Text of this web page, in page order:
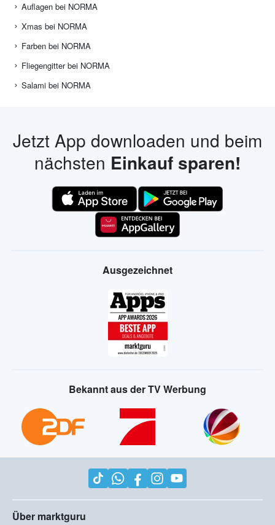
Auflagen bei NORMA
Xmas bei NORMA
Farben bei NORMA
Fliegengitter bei NORMA
Salami bei NORMA
Jetzt App downloaden und beim
nächsten Einkauf sparen!
Ausgezeichnet
Bekannt aus der TV Werbung
Über marktguru